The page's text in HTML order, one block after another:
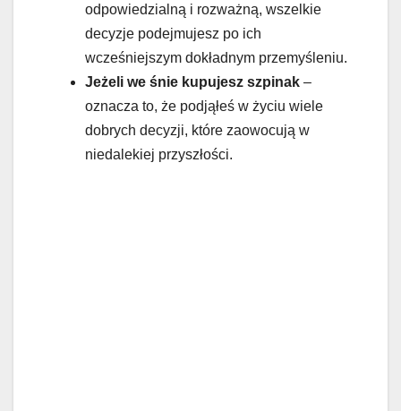
odpowiedzialną i rozważną, wszelkie
decyzje podejmujesz po ich
wcześniejszym dokładnym przemyśleniu.
Jeżeli we śnie kupujesz szpinak –
oznacza to, że podjąłeś w życiu wiele
dobrych decyzji, które zaowocują w
niedalekiej przyszłości.